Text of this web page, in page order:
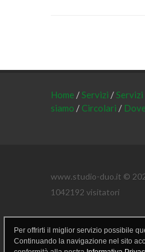
Home /Servizi /
siamo / Circolari /
www.studio-duo.it ©
1042192 visitatori
Per offrirti il miglior servizio possibile
Continuando la navigazione nel sito